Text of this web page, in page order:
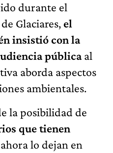
durante el
Glaciares, el
insistió con la
públicaal
aborda aspectos
ambientales.
la posibilidad de
que tienen
lo dejan en